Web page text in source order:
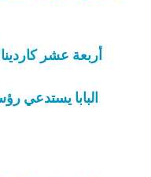
البابا يستدعي